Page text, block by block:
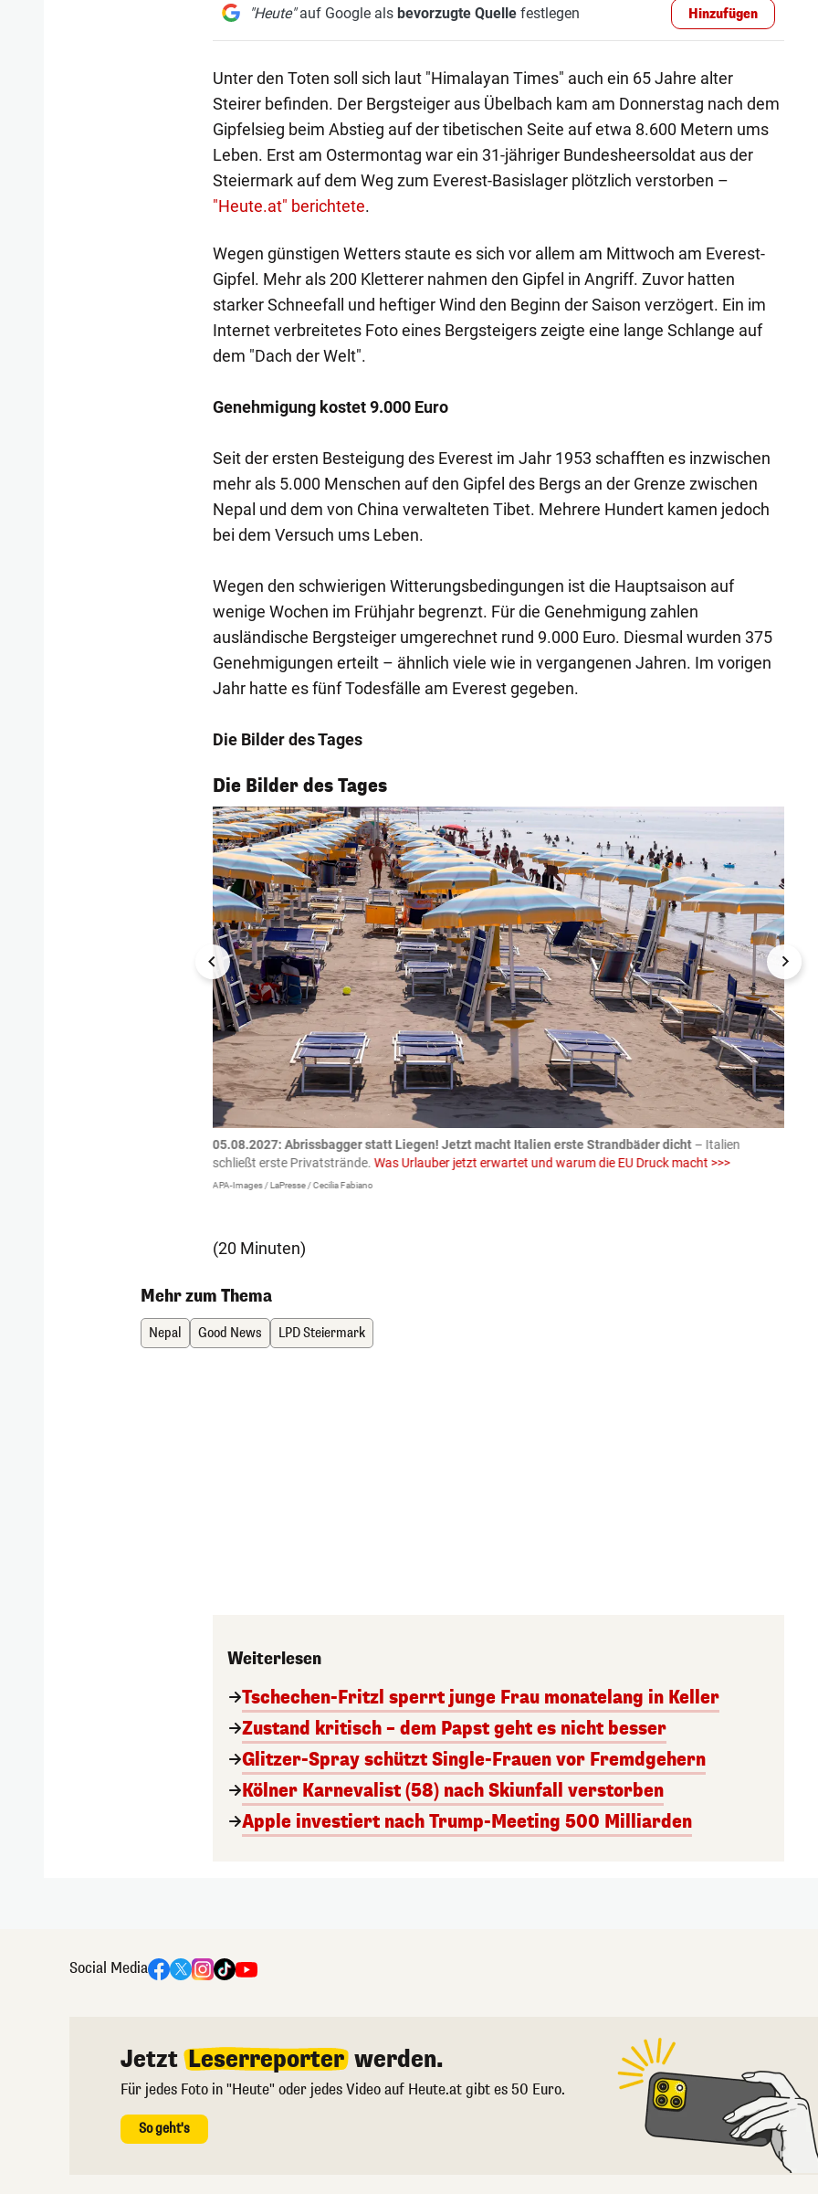
"Heute"auf Google als bevorzugte Quellefestlegen Hinzufügen
Unter den Toten soll sich laut "Himalayan Times" auch ein 65 Jahre alter
Steirer befinden. Der Bergsteiger aus Übelbach kam am Donnerstag nach dem
Gipfelsieg beim Abstieg auf der tibetischen Seite auf etwa 8.600 Metern ums
Leben. Erst am Ostermontag war ein 31-jähriger Bundesheersoldat aus der
Steiermark auf dem Weg zum Everest-Basislager plötzlich verstorben –
"Heute.at" berichtete.
Wegen günstigen Wetters staute es sich vor allem am Mittwoch am Everest-
Gipfel. Mehr als 200 Kletterer nahmen den Gipfel in Angriff. Zuvor hatten
starker Schneefall und heftiger Wind den Beginn der Saison verzögert. Ein im
Internet verbreitetes Foto eines Bergsteigers zeigte eine lange Schlange auf
dem "Dach der Welt".
Genehmigung kostet 9.000 Euro
Seit der ersten Besteigung des Everest im Jahr 1953 schafften es inzwischen
mehr als 5.000 Menschen auf den Gipfel des Bergs an der Grenze zwischen
Nepal und dem von China verwalteten Tibet. Mehrere Hundert kamen jedoch
bei dem Versuch ums Leben.
Wegen den schwierigen Witterungsbedingungen ist die Hauptsaison auf
wenige Wochen im Frühjahr begrenzt. Für die Genehmigung zahlen
ausländische Bergsteiger umgerechnet rund 9.000 Euro. Diesmal wurden 375
Genehmigungen erteilt – ähnlich viele wie in vergangenen Jahren. Im vorigen
Jahr hatte es fünf Todesfälle am Everest gegeben.
Die Bilder des Tages
Die Bilder des Tages
1/53
05.08.2027: Abrissbagger statt Liegen! Jetzt macht Italien erste Strandbäder dicht– Italien
schließt erste Privatstrände.Was Urlauber jetzt erwartet und warum die EU Druck macht >>>
APA-Images / LaPresse / Cecilia Fabiano
(20 Minuten)
Mehr zum Thema
Nepal Good News LPD Steiermark
Weiterlesen
Tschechen-Fritzl sperrt junge Frau monatelang in Keller
Zustand kritisch – dem Papst geht es nicht besser
Glitzer-Spray schützt Single-Frauen vor Fremdgehern
Kölner Karnevalist (58) nach Skiunfall verstorben
Apple investiert nach Trump-Meeting 500 Milliarden
Social Media
Jetzt Leserreporter werden.
Für jedes Foto in "Heute" oder jedes Video auf Heute.at gibt es 50 Euro.
So geht's